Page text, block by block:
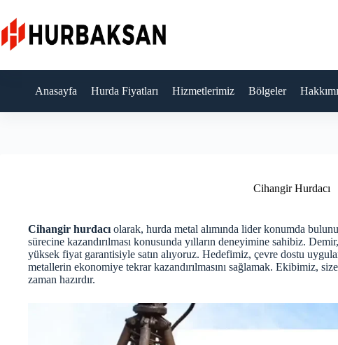
content
Anasayfa Hurda Fiyatları Hizmetlerimiz Bölgeler
Cihangir Hurdacı
Cihangir hurdacı olarak, hurda metal alımında lider konumda
sürecine kazandırılması konusunda yılların deneyimine sahibiz.
yüksek fiyat garantisiyle satın alıyoruz. Hedefimiz, çevre dostu
metallerin ekonomiye tekrar kazandırılmasını sağlamak. Ekibimiz,
zaman hazırdır.